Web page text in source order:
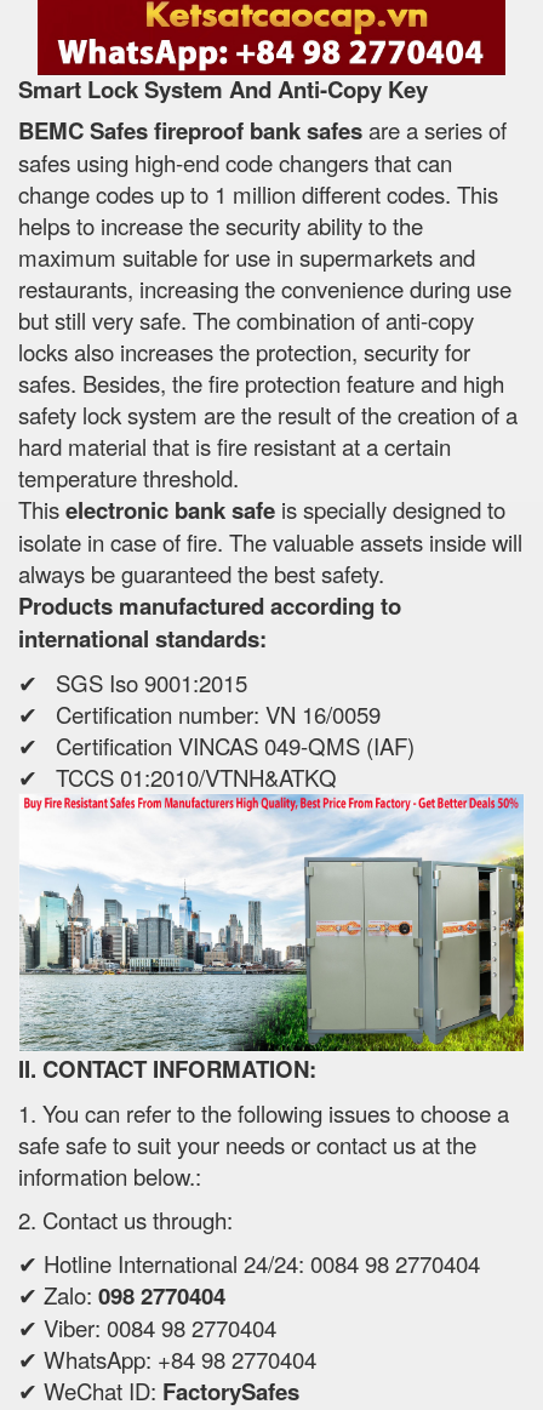
Smart Lock System And Anti-Copy Key
BEMC Safes fireproof bank safesare a series of
safes using high-end code changers that can
change codes up to 1 million different codes. This
helps to increase the security ability to the
maximum suitable for use in supermarkets and
restaurants, increasing the convenience during use
but still very safe. The combination of anti-copy
locks also increases the protection, security for
safes. Besides, the fire protection feature and high
safety lock system are the result of the creation of a
hard material that is fire resistant at a certain
temperature threshold.
Thiselectronic bank safe is specially designed to
isolate in case of fire. The valuable assets inside will
always be guaranteed the best safety.
Products manufactured according to
international standards:
✔ SGS Iso 9001:2015
✔ Certification number: VN 16/0059
✔ Certification VINCAS 049-QMS (IAF)
✔ TCCS 01:2010/VTNH&ATKQ
II. CONTACT INFORMATION:
1. You can refer to the following issues to choose a
safe safe to suit your needs or contact us at the
information below.:
2. Contact us through:
✔ Hotline International 24/24: 0084 98 2770404
✔ Zalo: 098 2770404
✔ Viber: 0084 98 2770404
✔ WhatsApp: +84 98 2770404
✔ WeChat ID: FactorySafes